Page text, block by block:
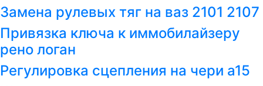
Замена рулевых тяг на ваз 2101 2107
Привязка ключа к иммобилайзеру
рено логан
Регулировка сцепления на чери а15